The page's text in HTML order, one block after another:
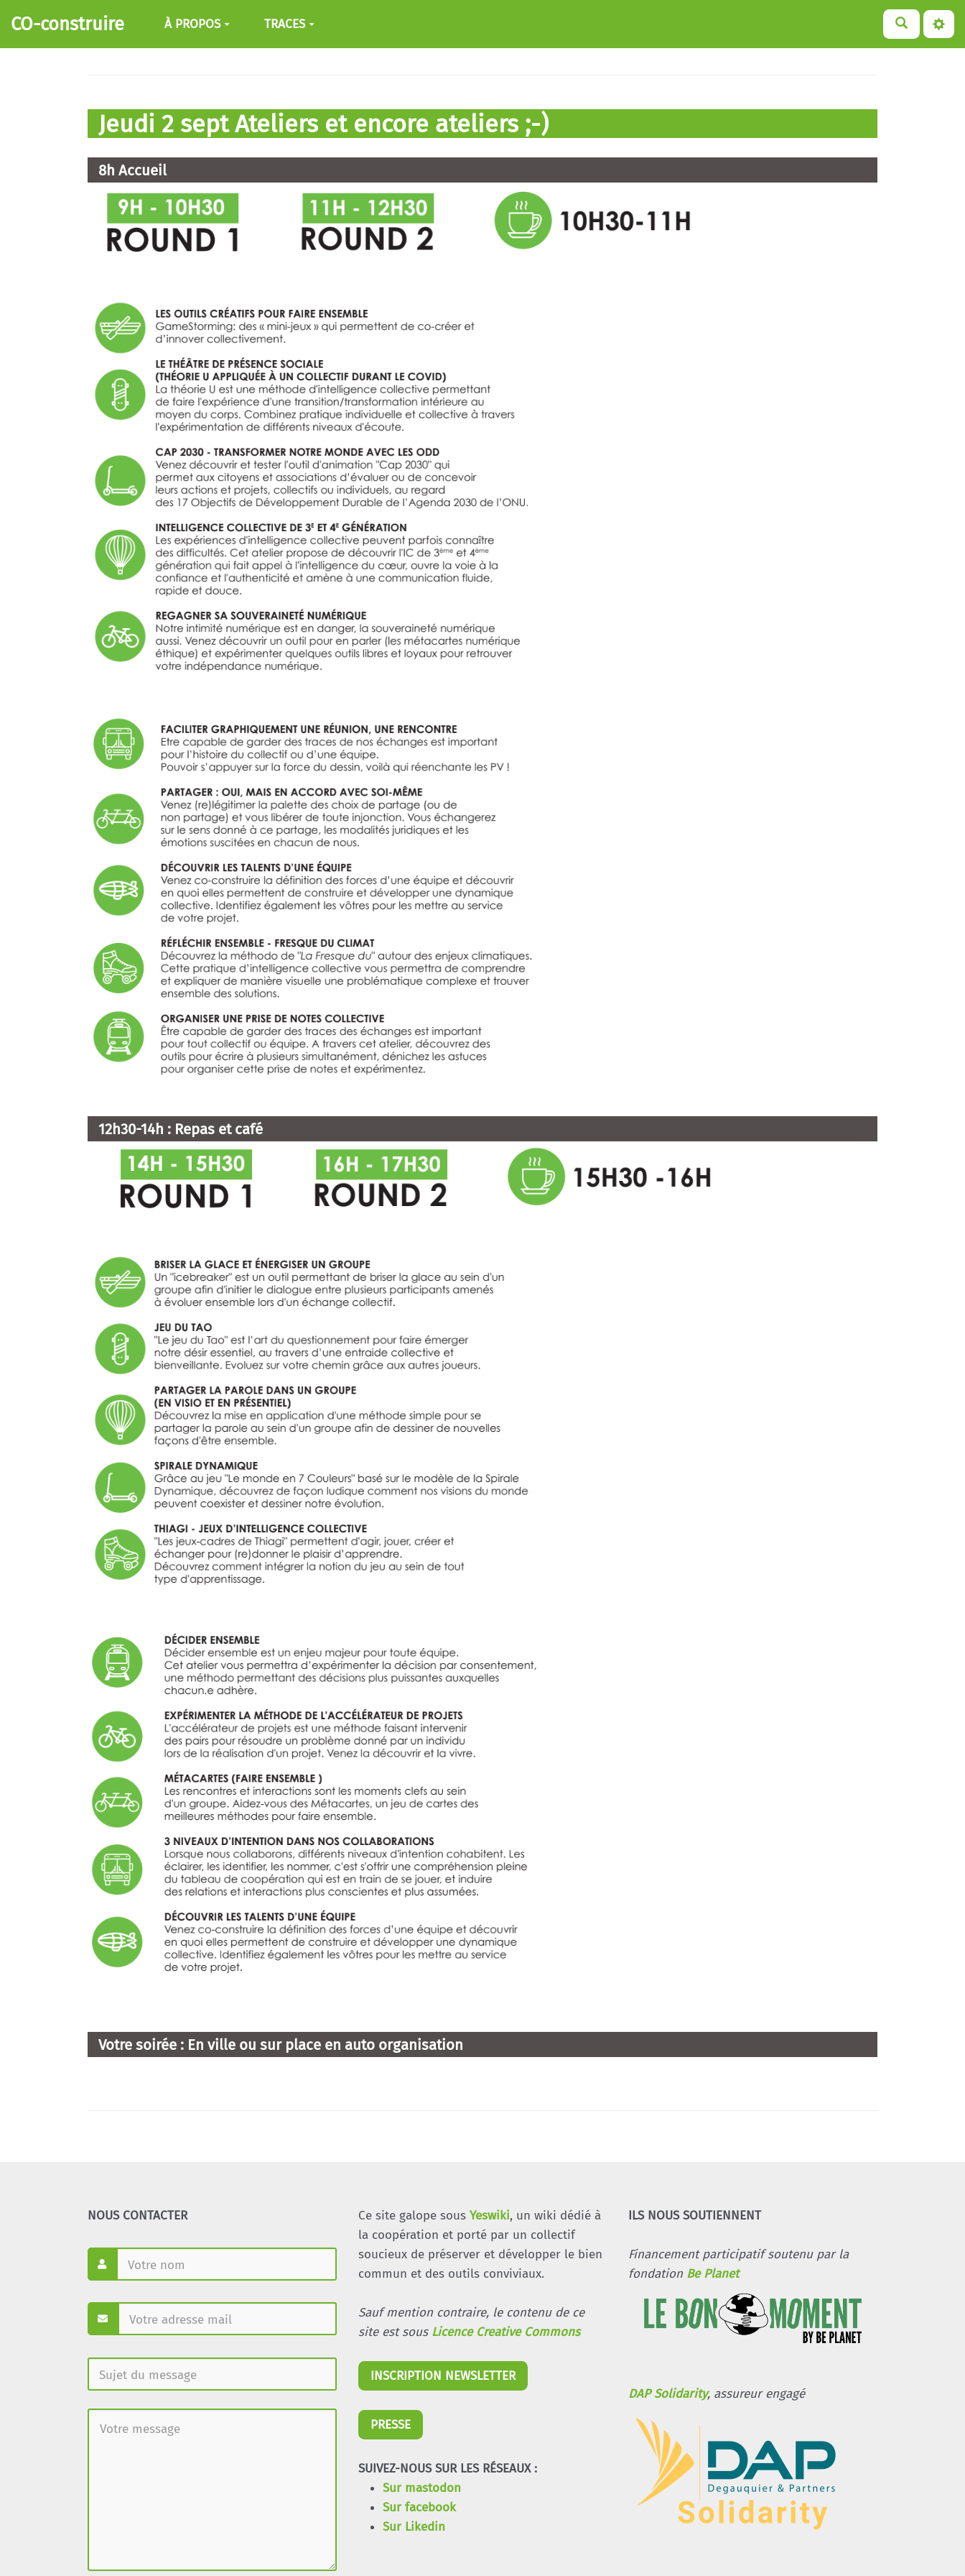
Aller au contenu principal
CO-construire À PROPOS TRACES
Jeudi 2 sept Ateliers et encore ateliers ;-)
8h Accueil
12h30-14h : Repas et café
Votre soirée : En ville ou sur place en auto organisation
NOUS CONTACTER Ce site galope sous Yeswiki, un wiki dédié à
la coopération et porté par un collectif
soucieux de préserver et développer le bien
commun et des outils conviviaux.
Sauf mention contraire, le contenu de ce
site est sous Licence Creative Commons
INSCRIPTION NEWSLETTER
PRESSE
SUIVEZ-NOUS SUR LES RÉSEAUX :
Sur mastodon
Sur facebook
Sur Likedin
ILS NOUS SOUTIENNENT
Financement participatif soutenu par la
fondation Be Planet
DAP Solidarity, assureur engagé